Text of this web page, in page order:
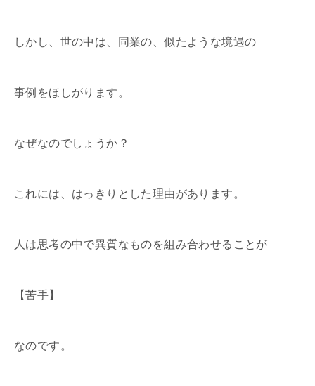
しかし、世の中は、同業の、似たような境遇の
事例をほしがります。
なぜなのでしょうか？
これには、はっきりとした理由があります。
人は思考の中で異質なものを組み合わせることが
【苦手】
なのです。